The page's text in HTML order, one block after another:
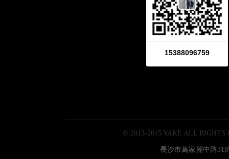
15388096759
© 2013-2015 YAKE ALL RIGHTS
長沙市萬家麗中路